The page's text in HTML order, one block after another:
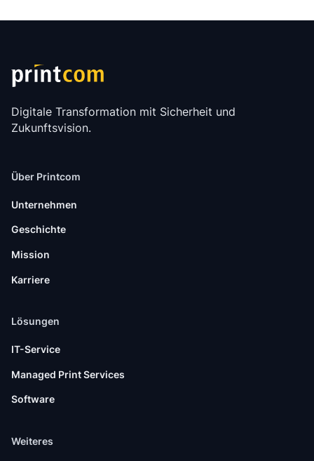
Digitale Transformation mit Sicherheit und
Zukunftsvision.
Über Printcom
Unternehmen
Geschichte
Mission
Karriere
Lösungen
IT-Service
Managed Print Services
Software
Weiteres